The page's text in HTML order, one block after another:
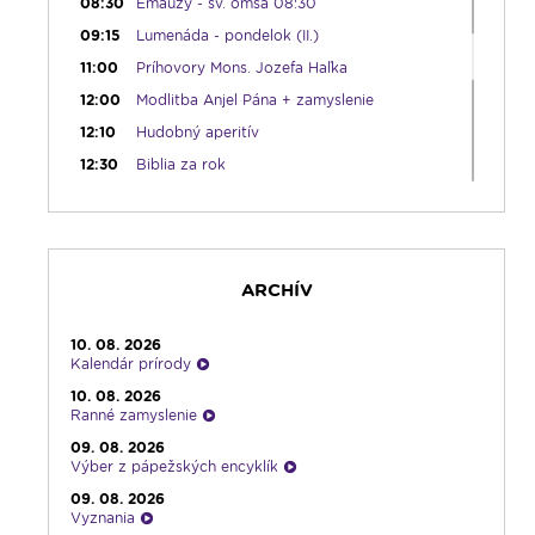
09:15
Lumenáda - pondelok (II.)
11:00
Príhovory Mons. Jozefa Haľka
12:00
Modlitba Anjel Pána + zamyslenie
12:10
Hudobný aperitív
12:30
Biblia za rok
Emauzy - sv. omša 18:00
19:30
Vešpery
19:45
Rádio Vatikán - SK
20:00
Rozprávka na dobrú noc
20:10
Gaučing
21:30
Album týždňa s Imrom Šimigom
ARCHÍV
10. 08. 2026
Kalendár prírody
10. 08. 2026
Ranné zamyslenie
09. 08. 2026
Výber z pápežských encyklík
09. 08. 2026
Vyznania